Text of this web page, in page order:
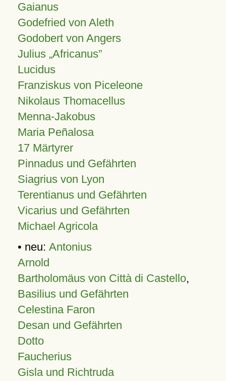
Gaianus
Godefried von Aleth
Godobert von Angers
Julius Africanus
Lucidus
Franziskus von Piceleone
Nikolaus Thomacellus
Menna-Jakobus
Maria Peñalosa
17 Märtyrer
Pinnadus und Gefährten
Siagrius von Lyon
Terentianus und Gefährten
Vicarius und Gefährten
Michael Agricola
• neu: Antonius
Arnold
Bartholomäus von Città di Castello,
Basilius und Gefährten
Celestina Faron
Desan und Gefährten
Dotto
Faucherius
Gisla und Richtruda